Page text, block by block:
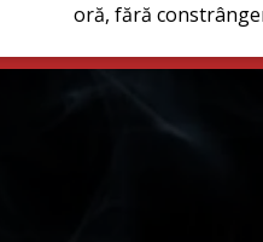
oră, fără